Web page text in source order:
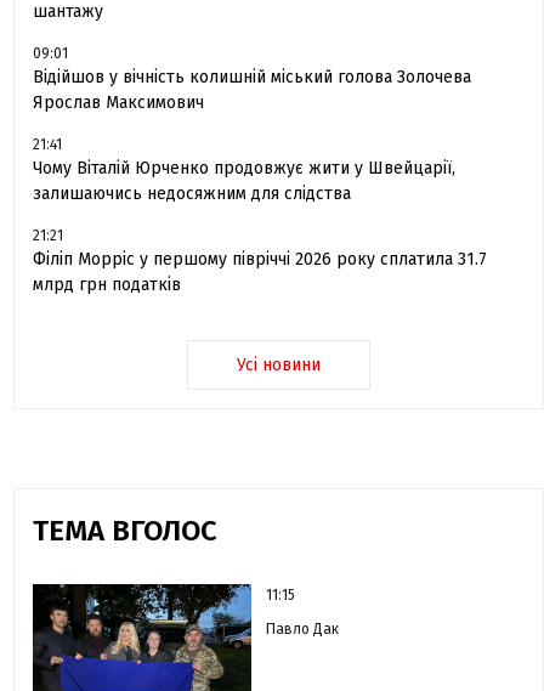
шантажу
09:01
Відійшов у вічність колишній міський голова Золочева
Ярослав Максимович
21:41
Чому Віталій Юрченко продовжує жити у Швейцарії,
залишаючись недосяжним для слідства
21:21
Філіп Морріс у першому півріччі 2026 року сплатила 31.7
млрд грн податків
Усі новини
ТЕМА ВГОЛОС
11:15
Павло Дак